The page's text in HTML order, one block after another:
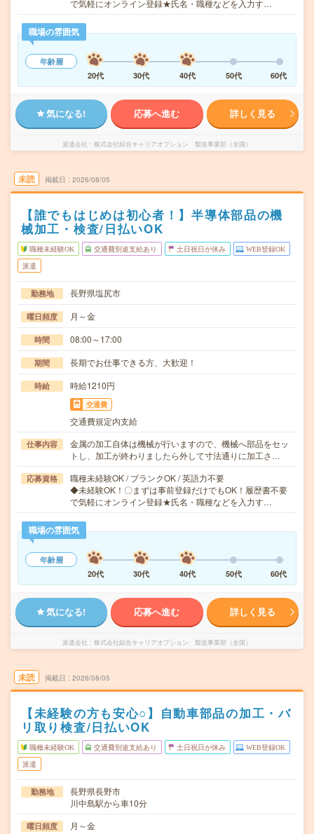
で気軽にオンライン登録★氏名・職種などを入力す…
職場の雰囲気
年齢層
20代
30代 40代 50代 60代
気になる! 応募へ進む 詳しく見る
派遣会社 株式会社綜合キャリアオプション 製造事業部（全国）
未読 掲載日 2026/08/05
【誰でもはじめは初心者！】半導体部品の機
械加工・検査/日払いOK
職種未経験OK 交通費別途支給あり 土日祝日が休み WEB登録OK
派遣
勤務地 長野県塩尻市
曜日頻度 月～金
時間 08:00～17:00
期間 長期でお仕事できる方、大歓迎！
時給 時給1210円
交通費
交通費規定内支給
仕事内容
金属の加工自体は機械が行いますので、機械へ部品をセッ
トし、加工が終わりましたら外して寸法通りに加工さ…
応募資格
職種未経験OK / ブランクOK / 英語力不要
◆未経験OK！〇まずは事前登録だけでもOK！履歴書不要
で気軽にオンライン登録★氏名・職種などを入力す…
職場の雰囲気
年齢層
20代
30代 40代 50代 60代
気になる! 応募へ進む 詳しく見る
派遣会社 株式会社綜合キャリアオプション 製造事業部（全国）
未読 掲載日 2026/08/05
【未経験の方も安心○】自動車部品の加工・バ
リ取り検査/日払いOK
職種未経験OK 交通費別途支給あり 土日祝日が休み WEB登録OK
派遣
勤務地
長野県長野市
川中島駅から車10分
曜日頻度 月～金